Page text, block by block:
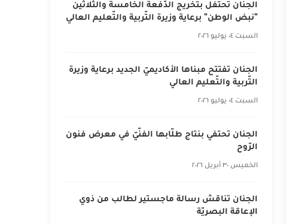
الجنان تحتفل بتخريج الدّفعة الخامسة والثّلاثين
"نبض الوطن" برعاية وزيرة التّربية والتّعليم العالي
السبت ٠٤ يوليو ٢٠٢٦
الجنان تفتتح مبناها الأكاديميّ الجديد برعاية وزيرة
التّربية والتّعليم العالي
السبت ٠٤ يوليو ٢٠٢٦
الجنان تحتفي بنتاج طلّابها الفنّيّ في معرض فنون
الرّوح
الخميس ٣٠ أبريل ٢٠٢٦
الجنان تناقش رسالة ماجستير لطالب من ذوي
الإعاقة البصريّة